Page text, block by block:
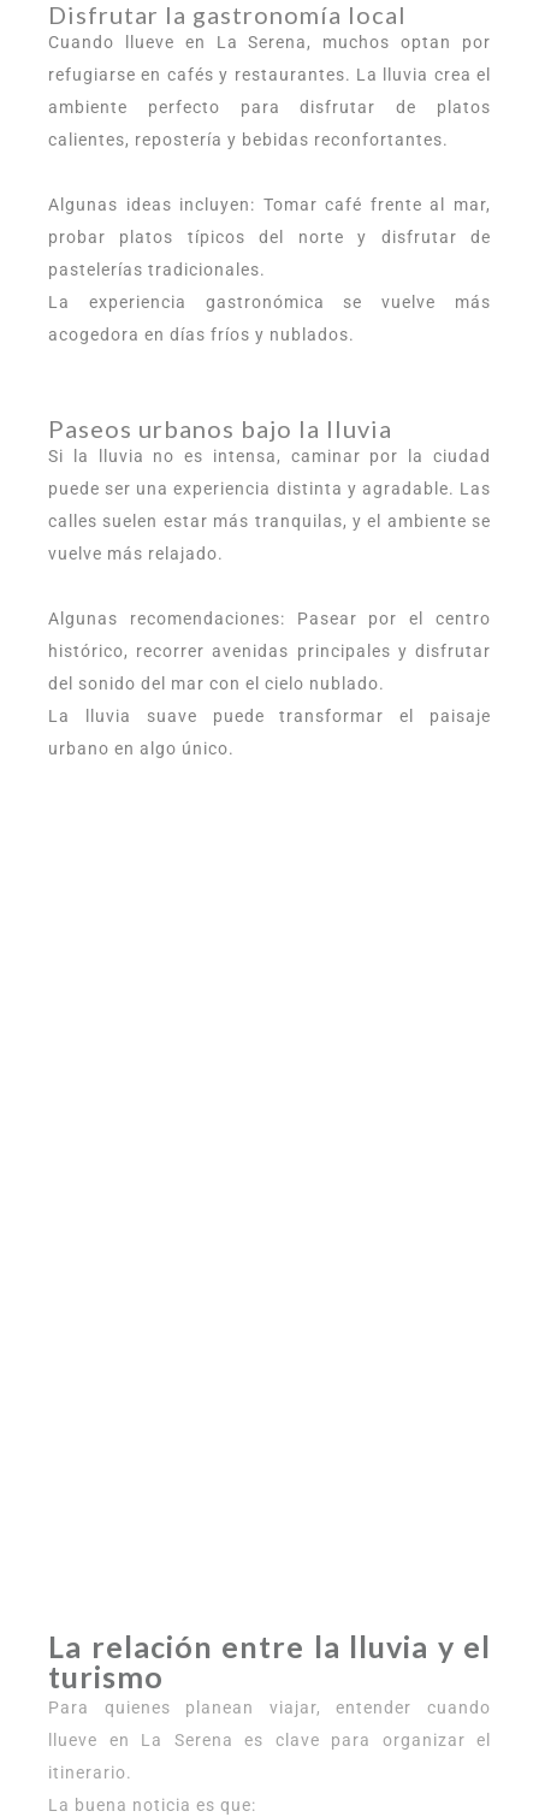
Disfrutar la gastronomía local
Cuando llueve en La Serena, muchos optan por
refugiarse en cafés y restaurantes. La lluvia crea el
ambiente perfecto para disfrutar de platos
calientes, repostería y bebidas reconfortantes.
Algunas ideas incluyen: Tomar café frente al mar,
probar platos típicos del norte y disfrutar de
pastelerías tradicionales.
La experiencia gastronómica se vuelve más
acogedora en días fríos y nublados.
Paseos urbanos bajo la lluvia
Si la lluvia no es intensa, caminar por la ciudad
puede ser una experiencia distinta y agradable. Las
calles suelen estar más tranquilas, y el ambiente se
vuelve más relajado.
Algunas recomendaciones: Pasear por el centro
histórico, recorrer avenidas principales y disfrutar
del sonido del mar con el cielo nublado.
La lluvia suave puede transformar el paisaje
urbano en algo único.
La relación entre la lluvia y el
turismo
Para quienes planean viajar, entender cuando
llueve en La Serena es clave para organizar el
itinerario.
La buena noticia es que: